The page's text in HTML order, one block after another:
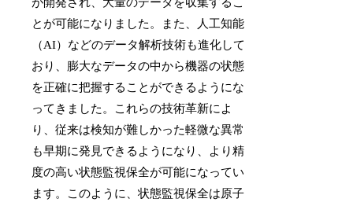
とが可能になりました。また、人工知能
（AI）などのデータ解析技術も進化して
おり、膨大なデータの中から機器の状態
を正確に把握することができるようにな
ってきました。これらの技術革新によ
り、従来は検知が難しかった軽微な異常
も早期に発見できるようになり、より精
度の高い状態監視保全が可能になってい
ます。このように、状態監視保全は原子